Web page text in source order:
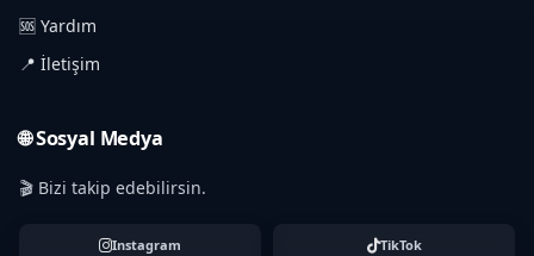
🆘 Yardım
📍 İletişim
🌐 Sosyal Medya
🎬 Bizi takip edebilirsin.
Instagram TikTok